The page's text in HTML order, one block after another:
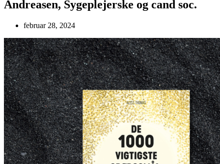
Andreasen, Sygeplejerske og cand soc.
februar 28, 2024